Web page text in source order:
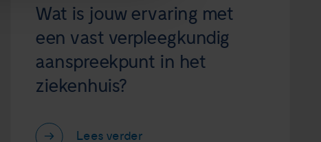
Wat is jouw ervaring met
een vast verpleegkundig
aanspreekpunt in het
ziekenhuis?
Lees verder